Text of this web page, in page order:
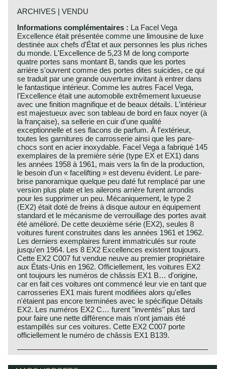
ARCHIVES | VENDU
Informations complémentaires : La Facel Vega
Excellence était présentée comme une limousine de luxe
destinée aux chefs d'État et aux personnes les plus riches
du monde. L'Excellence de 5,23 M de long comporte
quatre portes sans montant B, tandis que les portes
arrière s'ouvrent comme des portes dites suicides, ce qui
se traduit par une grande ouverture invitant à entrer dans
le fantastique intérieur. Comme les autres Facel Vega,
l'Excellence était une automobile extrêmement luxueuse
avec une finition magnifique et de beaux détails. L'intérieur
est majestueux avec son tableau de bord en faux noyer (à
la française), sa sellerie en cuir d'une qualité
exceptionnelle et ses flacons de parfum. À l'extérieur,
toutes les garnitures de carrosserie ainsi que les pare-
chocs sont en acier inoxydable. Facel Vega a fabriqué 145
exemplaires de la première série (type EX et EX1) dans
les années 1958 à 1961, mais vers la fin de la production,
le besoin d'un « facelifting » est devenu évident. Le pare-
brise panoramique quelque peu daté fut remplacé par une
version plus plate et les ailerons arrière furent arrondis
pour les supprimer un peu. Mécaniquement, le type 2
(EX2) était doté de freins à disque autour en équipement
standard et le mécanisme de verrouillage des portes avait
été amélioré. De cette deuxième série (EX2), seules 8
voitures furent construites dans les années 1961 et 1962.
Les derniers exemplaires furent immatriculés sur route
jusqu'en 1964. Les 8 EX2 Excellences existent toujours.
Cette EX2 C007 fut vendue neuve au premier propriétaire
aux États-Unis en 1962. Officiellement, les voitures EX2
ont toujours les numéros de châssis EX1 B… d'origine,
car en fait ces voitures ont commencé leur vie en tant que
carrosseries EX1 mais furent modifiées alors qu'elles
n'étaient pas encore terminées avec le spécifique Détails
EX2. Les numéros EX2 C… furent "inventés" plus tard
pour faire une nette différence mais n'ont jamais été
estampillés sur ces voitures. Cette EX2 C007 porte
officiellement le numéro de châssis EX1 B139.
The Facel Vega Excellence was presented as a luxury
Facel Vega history